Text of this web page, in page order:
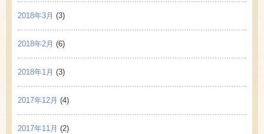
2018年3月 (3)
2018年2月 (6)
2018年1月 (3)
2017年12月 (4)
2017年11月 (2)